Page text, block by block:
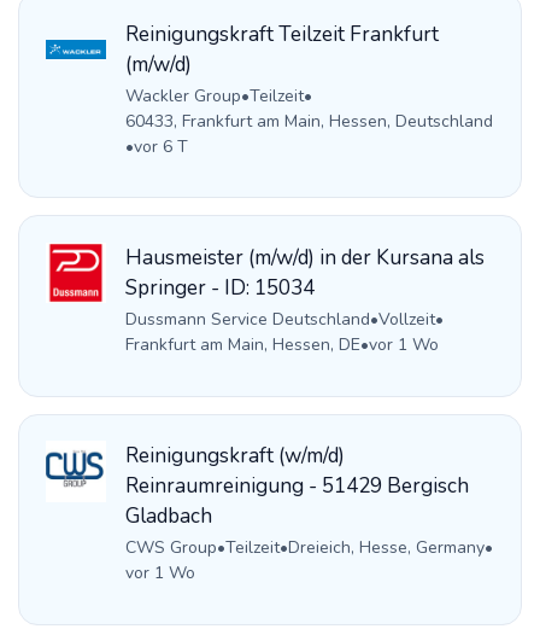
Reinigungskraft Teilzeit Frankfurt
(m/w/d)
Wackler Group•Teilzeit•
60433, Frankfurt am Main, Hessen, Deutschland
•vor 6 T
Hausmeister (m/w/d) in der Kursana als
Springer - ID: 15034
Dussmann Service Deutschland•Vollzeit•
Frankfurt am Main, Hessen, DE•vor 1 Wo
Reinigungskraft (w/m/d)
Reinraumreinigung - 51429 Bergisch
Gladbach
CWS Group•Teilzeit•Dreieich, Hesse, Germany•
vor 1 Wo